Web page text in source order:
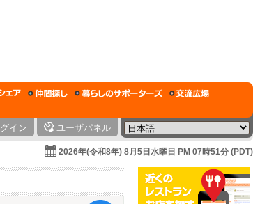
イン ユーザパネル
2026年(令和8年) 8月5日水曜日 PM 07時51分 (PDT)